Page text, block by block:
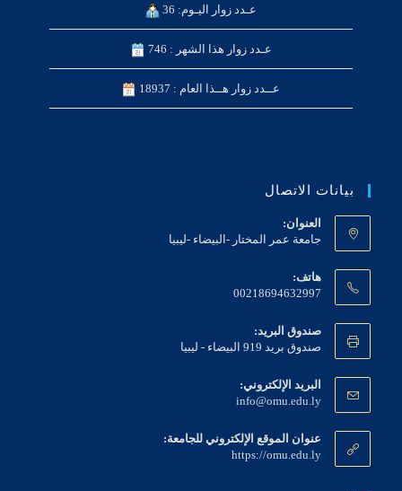
عـدد زوار اليـوم: 36
عـدد زوار هذا الشهر : 746
عــدد زوار هــذا العام : 18937
بيانات الاتصال
العنوان:
جامعة عمر المختار -البيضاء -ليبيا
هاتف:
00218694632997
صندوق البريد:
صندوق بريد 919 البيضاء - ليبيا
البريد الإلكتروني:
info@omu.edu.ly
عنوان الموقع الإلكتروني للجامعة:
https://omu.edu.ly